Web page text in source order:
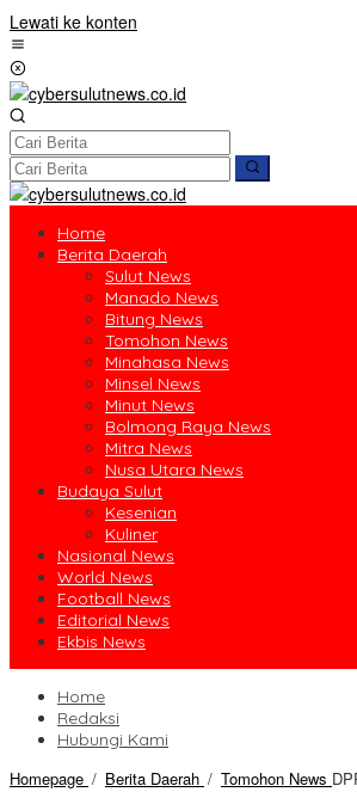
Lewati ke konten
Home
Berita Daerah
Sulut News
Manado News
Bitung News
Tomohon News
Minahasa News
Minsel News
Minut News
Bolmong Raya News
Mitra News
Nusa Utara News
Budaya Sulut
Kesenian
Kuliner
Nasional News
World News
Football News
Editorial News
Ekbis News
Home
Redaksi
Hubungi Kami
Homepage / Berita Daerah / Tomohon News